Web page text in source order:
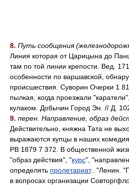
8. Путь сообщения
Линия которая от Царицына до
там по той линии крепости. Вед.
особенности по варшавской,
происшествия. Суворин Очерки 1
пылкая, когда проезжали
кулаком. Добычин Город Эн. // Д.
9. перен. Направление, образ
Действительно, княжна Тата не
выражаются купцы в наших
РВ 1879 7 372. В общественной
"образ действия", "курс",
определять пролетариат.. "Ленин.
в вопросах организации